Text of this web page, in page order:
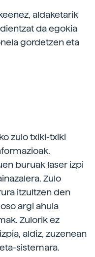
aldaketarik
da egokia
gordetzen eta
zulo txiki-txiki
buruak laser izpi
Zulo
itzultzen den
argi ahula
Zulorik ez
aldiz, zuzenean
sistemara.